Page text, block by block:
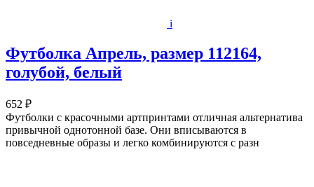
i
Футболка Апрель, размер 112164,
голубой, белый
652 ₽
Футболки с красочными артпринтами отличная альтернатива
привычной однотонной базе. Они вписываются в
повседневные образы и легко комбинируются с разн